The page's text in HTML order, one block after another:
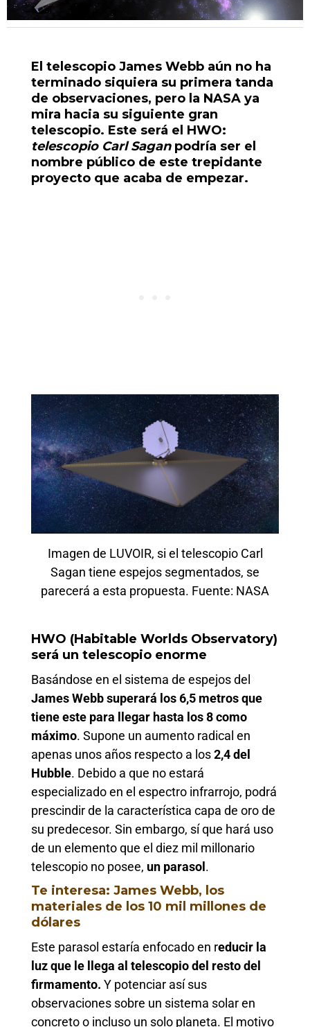
El telescopio James Webb aún no ha
terminado siquiera su primera tanda
de observaciones, pero la NASA ya
mira hacia su siguiente gran
telescopio. Este será el HWO:
telescopio Carl Sagan podría ser el
nombre público de este trepidante
proyecto que acaba de empezar.
Imagen de LUVOIR, si el telescopio Carl
Sagan tiene espejos segmentados, se
parecerá a esta propuesta. Fuente: NASA
HWO (Habitable Worlds Observatory)
será un telescopio enorme
Basándose en el sistema de espejos del
James Webb superará los 6,5 metros que
tiene este para llegar hasta los 8 como
máximo. Supone un aumento radical en
apenas unos años respecto a los2,4 del
Hubble. Debido a que no estará
especializado en el espectro infrarrojo, podrá
prescindir de la característica capa de oro de
su predecesor. Sin embargo, sí que hará uso
de un elemento que el diez mil millonario
telescopio no posee, un parasol.
Te interesa: James Webb, los
materiales de los 10 mil millones de
dólares
Este parasol estaría enfocado en reducir la
luz que le llega al telescopio del resto del
firmamento. Y potenciar así sus
observaciones sobre un sistema solar en
concreto o incluso un solo planeta. El motivo